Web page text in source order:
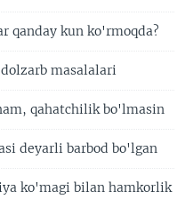
qanday kun ko'rmoqda?
masalalari
qahatchilik bo'lmasin
deyarli barbod bo'lgan
ko'magi bilan hamkorlik